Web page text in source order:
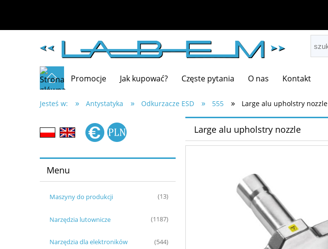
Promocje Jak kupować? Częste pytania O nas Kontakt
Jesteś w: » Antystatyka » Odkurzacze ESD » 555 » Large alu upholstry nozzle
Menu
Maszyny do produkcji (13)
Narzędzia lutownicze (1187)
Narzędzia dla elektroników (544)
Large alu upholstry nozzle